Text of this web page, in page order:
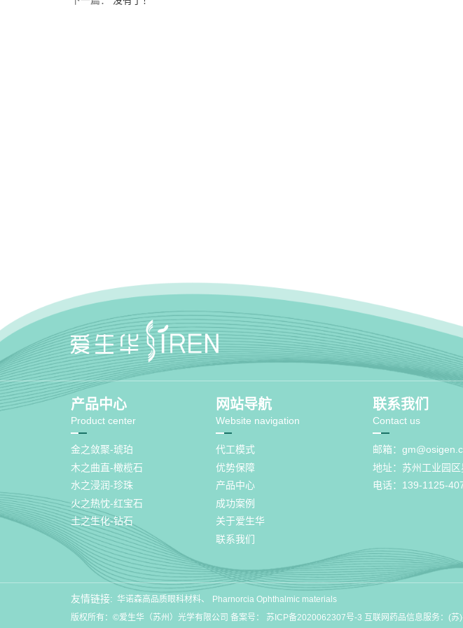
产品中心
Product center
金之敛聚-琥珀
木之曲直-橄榄石
水之浸润-珍珠
火之热忱-红宝石
土之生化-钻石
网站导航
Website navigation
代工模式
优势保障
产品中心
成功案例
关于爱生华
联系我们
联系我们
Contact us
邮箱：
地址：苏州工业园
电话：139-1125-
友情链接: 华诺森高品质眼科材料
Pharnorcia Ophthalmic materials
版权所有：©爱生华（苏州）光学有限公司 备案号： 苏ICP备2020062307号-3 互联网药品信息服务：(